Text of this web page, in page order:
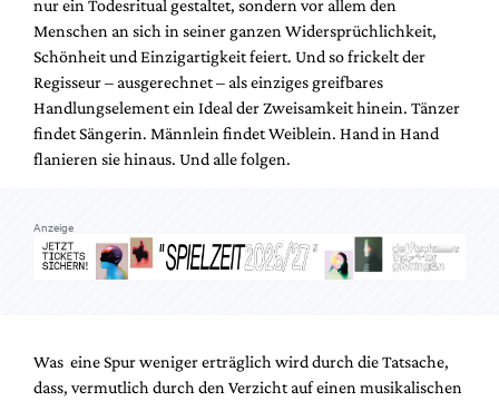
nur ein Todesritual gestaltet, sondern vor allem den
Menschen an sich in seiner ganzen Widersprüchlichkeit,
Schönheit und Einzigartigkeit feiert. Und so frickelt der
Regisseur – ausgerechnet – als einziges greifbares
Handlungselement ein Ideal der Zweisamkeit hinein. Tänzer
findet Sängerin. Männlein findet Weiblein. Hand in Hand
flanieren sie hinaus. Und alle folgen.
Anzeige
Was eine Spur weniger erträglich wird durch die Tatsache,
dass, vermutlich durch den Verzicht auf einen musikalischen